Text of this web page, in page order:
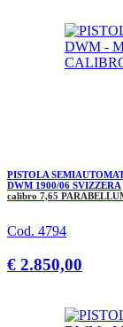
PISTOLA
DWM 1900/06 SVIZZERA
calibro 7,65
Cod. 4794
€ 2.850,00